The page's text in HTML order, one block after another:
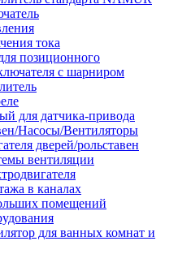
тока
позиционного
с шарниром
для датчика-привода
Насосы/Вентиляторы
дверей/рольставен
вентиляции
в каналах
помещений